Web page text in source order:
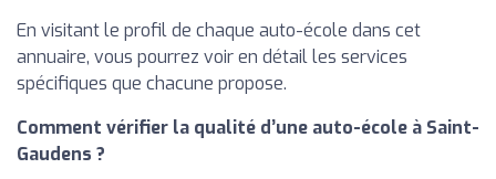
En visitant le profil de chaque auto-école dans cet
annuaire, vous pourrez voir en détail les services
spécifiques que chacune propose.
Comment vérifier la qualité d’une auto-école à Saint-
Gaudens ?